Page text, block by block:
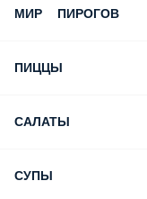
МИР ПИРОГОВ
ПИЦЦЫ
САЛАТЫ
СУПЫ